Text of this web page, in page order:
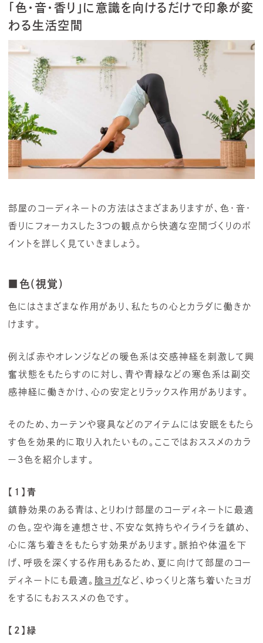
「色・音・香り」に意識を向けるだけで印象が変
わる生活空間
部屋のコーディネートの方法はさまざまありますが、色・音・
香りにフォーカスした3つの観点から快適な空間づくりのポ
イントを詳しく見ていきましょう。
■色(視覚)
色にはさまざまな作用があり、私たちの心とカラダに働きか
けます。
例えば赤やオレンジなどの暖色系は交感神経を刺激して興
奮状態をもたらすのに対し、青や青緑などの寒色系は副交
感神経に働きかけ、心の安定とリラックス作用があります。
そのため、カーテンや寝具などのアイテムには安眠をもたら
す色を効果的に取り入れたいもの。ここではおススメのカラ
ー3色を紹介します。
【1】青
鎮静効果のある青は、とりわけ部屋のコーディネートに最適
の色。空や海を連想させ、不安な気持ちやイライラを鎮め、
心に落ち着きをもたらす効果があります。脈拍や体温を下
げ、呼吸を深くする作用もあるため、夏に向けて部屋のコー
ディネートにも最適。 陰ヨガ など、ゆっくりと落ち着いたヨガ
をするにもおススメの色です。
【2】緑